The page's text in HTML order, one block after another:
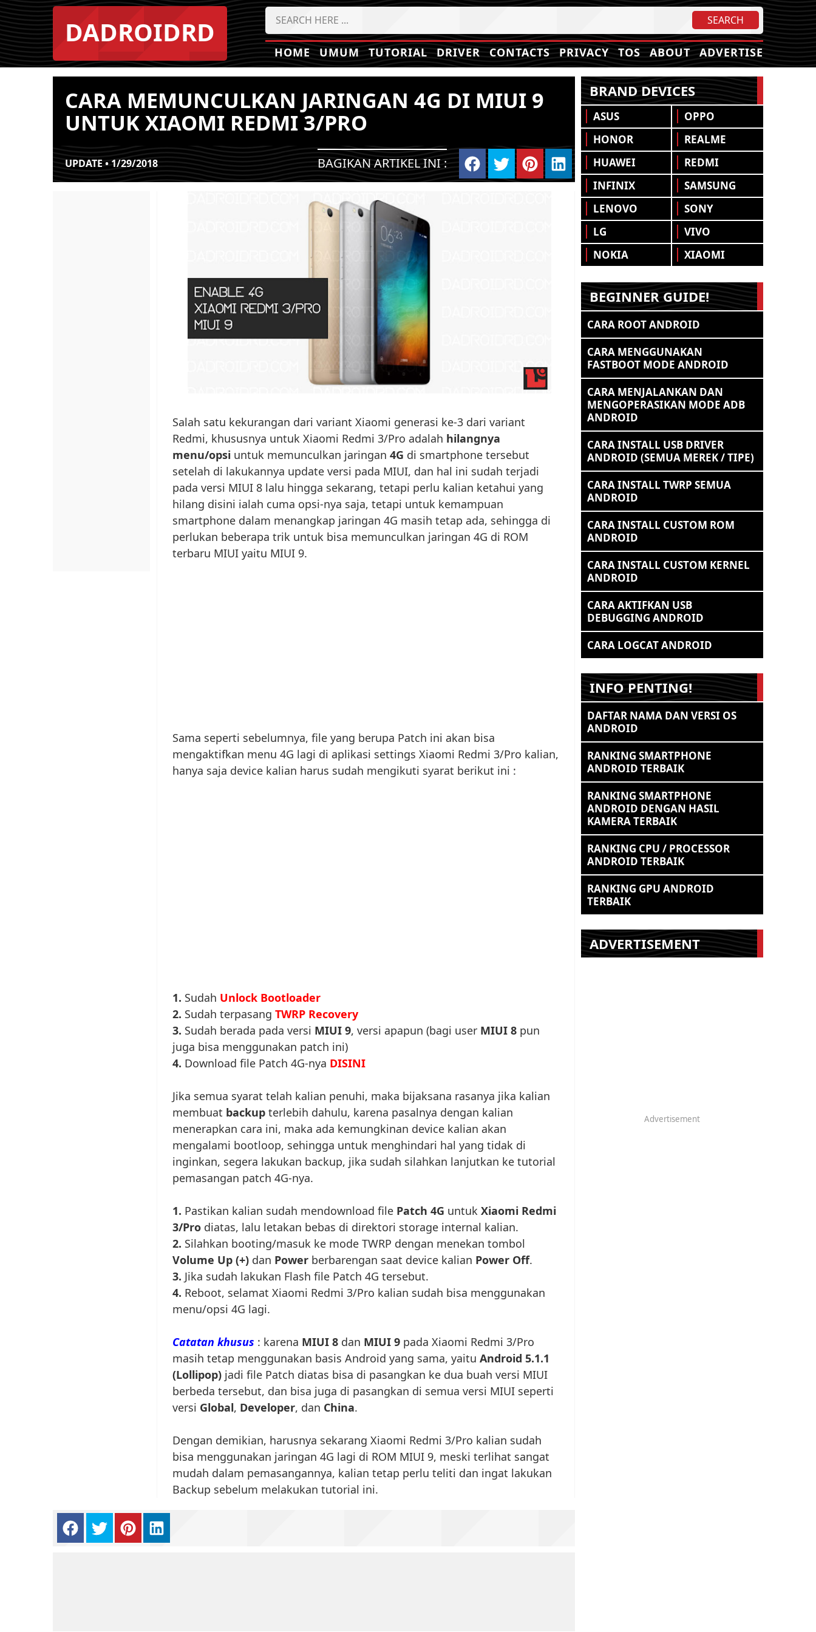
DADROIDRD
HOME UMUM TUTORIAL DRIVER CONTACTS PRIVACY TOS ABOUT ADVERTISE
CARA MEMUNCULKAN JARINGAN 4G DI MIUI 9
UNTUK XIAOMI REDMI 3/PRO
UPDATE • 1/29/2018 BAGIKAN ARTIKEL INI :
Salah satu kekurangan dari variant Xiaomi generasi ke-3 dari variant
Redmi, khususnya untuk Xiaomi Redmi 3/Pro adalah hilangnya
menu/opsi untuk memunculkan jaringan 4G di smartphone tersebut
setelah di lakukannya update versi pada MIUI, dan hal ini sudah terjadi
pada versi MIUI 8 lalu hingga sekarang, tetapi perlu kalian ketahui yang
hilang disini ialah cuma opsi-nya saja, tetapi untuk kemampuan
smartphone dalam menangkap jaringan 4G masih tetap ada, sehingga di
perlukan beberapa trik untuk bisa memunculkan jaringan 4G di ROM
terbaru MIUI yaitu MIUI 9.
Sama seperti sebelumnya, file yang berupa Patch ini akan bisa
mengaktifkan menu 4G lagi di aplikasi settings Xiaomi Redmi 3/Pro kalian,
hanya saja device kalian harus sudah mengikuti syarat berikut ini :
1. Sudah Unlock Bootloader
2. Sudah terpasang TWRP Recovery
3. Sudah berada pada versi MIUI 9, versi apapun (bagi user MIUI 8 pun
juga bisa menggunakan patch ini)
4. Download file Patch 4G-nya DISINI
Jika semua syarat telah kalian penuhi, maka bijaksana rasanya jika kalian
membuat backup terlebih dahulu, karena pasalnya dengan kalian
menerapkan cara ini, maka ada kemungkinan device kalian akan
mengalami bootloop, sehingga untuk menghindari hal yang tidak di
inginkan, segera lakukan backup, jika sudah silahkan lanjutkan ke tutorial
pemasangan patch 4G-nya.
1. Pastikan kalian sudah mendownload file Patch 4G untuk Xiaomi Redmi
3/Pro diatas, lalu letakan bebas di direktori storage internal kalian.
2. Silahkan booting/masuk ke mode TWRP dengan menekan tombol
Volume Up (+) dan Power berbarengan saat device kalian Power Off.
3. Jika sudah lakukan Flash file Patch 4G tersebut.
4. Reboot, selamat Xiaomi Redmi 3/Pro kalian sudah bisa menggunakan
menu/opsi 4G lagi.
Catatan khusus : karena MIUI 8 dan MIUI 9 pada Xiaomi Redmi 3/Pro
masih tetap menggunakan basis Android yang sama, yaitu Android 5.1.1
(Lollipop) jadi file Patch diatas bisa di pasangkan ke dua buah versi MIUI
berbeda tersebut, dan bisa juga di pasangkan di semua versi MIUI seperti
versi Global, Developer, dan China.
Dengan demikian, harusnya sekarang Xiaomi Redmi 3/Pro kalian sudah
bisa menggunakan jaringan 4G lagi di ROM MIUI 9, meski terlihat sangat
mudah dalam pemasangannya, kalian tetap perlu teliti dan ingat lakukan
Backup sebelum melakukan tutorial ini.
BRAND DEVICES
ASUS
HONOR
HUAWEI
INFINIX
LENOVO
LG
NOKIA
OPPO
REALME
REDMI
SAMSUNG
SONY
VIVO
XIAOMI
BEGINNER GUIDE!
CARA ROOT ANDROID
CARA MENGGUNAKAN
FASTBOOT MODE ANDROID
CARA MENJALANKAN DAN
MENGOPERASIKAN MODE ADB
ANDROID
CARA INSTALL USB DRIVER
ANDROID (SEMUA MEREK / TIPE)
CARA INSTALL TWRP SEMUA
ANDROID
CARA INSTALL CUSTOM ROM
ANDROID
CARA INSTALL CUSTOM KERNEL
ANDROID
CARA AKTIFKAN USB
DEBUGGING ANDROID
CARA LOGCAT ANDROID
INFO PENTING!
DAFTAR NAMA DAN VERSI OS
ANDROID
RANKING SMARTPHONE
ANDROID TERBAIK
RANKING SMARTPHONE
ANDROID DENGAN HASIL
KAMERA TERBAIK
RANKING CPU / PROCESSOR
ANDROID TERBAIK
RANKING GPU ANDROID
TERBAIK
ADVERTISEMENT
Advertisement